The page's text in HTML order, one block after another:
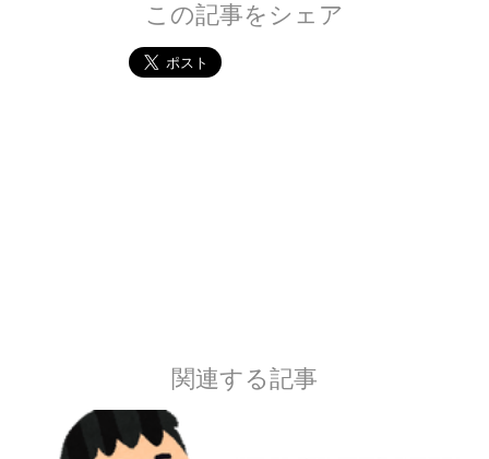
この記事をシェア
関連する記事